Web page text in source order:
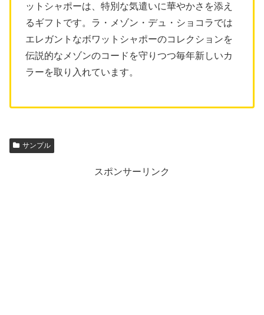
ットシャポーは、特別な気遣いに華やかさを添え
るギフトです。ラ・メゾン・デュ・ショコラでは
エレガントなボワットシャポーのコレクションを
伝説的なメゾンのコードを守りつつ毎年新しいカ
ラーを取り入れています。
サンプル
スポンサーリンク